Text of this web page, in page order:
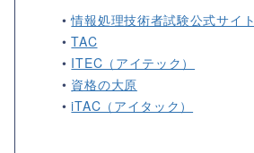
•情報処理技術者試験公式サイト
•TAC
• ITEC（アイテック）
• 資格の大原
•iTAC（アイタック）